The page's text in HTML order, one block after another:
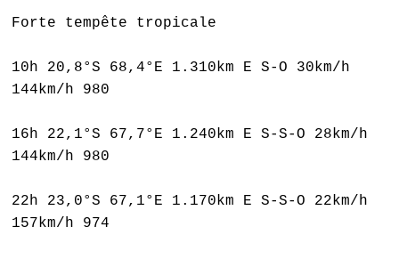
Forte tempête tropicale
10h 20,8°S 68,4°E 1.310km E S-O 30km/h
144km/h 980
16h 22,1°S 67,7°E 1.240km E S-S-O 28km/h
144km/h 980
22h 23,0°S 67,1°E 1.170km E S-S-O 22km/h
157km/h 974